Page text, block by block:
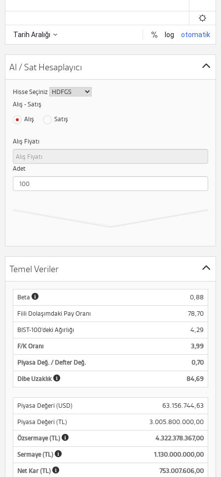
Al / Sat Hesaplayıcı
Hisse Seçiniz
Alış - Satış
Alış
Satış
Alış Fiyatı
Adet
Temel Veriler
Beta 0,88
Fiili Dolaşımdaki Pay Oranı 78,70
BIST-100'deki Ağırlığı 4,29
F/K Oranı 3,99
Piyasa Değ. / Defter Değ. 0,70
Dibe Uzaklık 84,69
Piyasa Değeri (USD) 63.156.744,63
Piyasa Değeri (TL) 3.005.800.000,00
Özsermaye (TL) 4.322.378.367,00
Sermaye (TL) 1.130.000.000,00
Net Kar (TL) 753.007.606,00